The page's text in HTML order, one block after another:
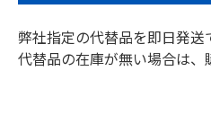
弊社指定の代替品を即日発送
代替品の在庫が無い場合は、